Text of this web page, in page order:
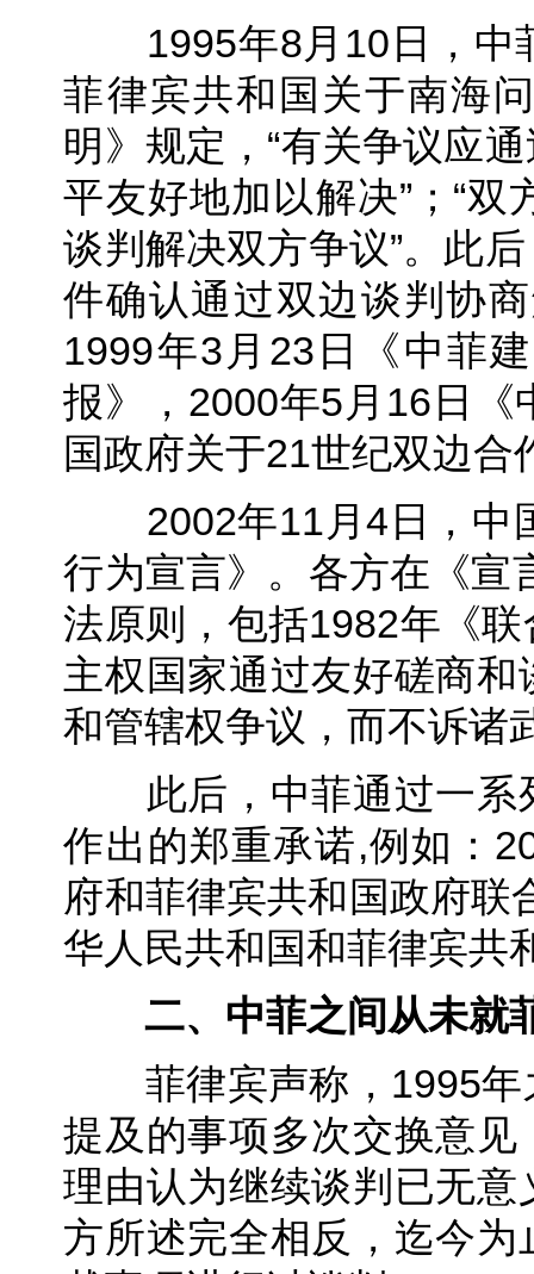
1995年8月10日，中
菲律宾共和国关于南海
明》规定，“有关争议应
平友好地加以解决”；“
谈判解决双方争议”。此
件确认通过双边谈判协
1999年3月23日《中菲
报》，2000年5月16日
国政府关于21世纪双边
2002年11月4日，中
行为宣言》。各方在《宣
法原则，包括1982年《
主权国家通过友好磋商
和管辖权争议，而不诉诸
此后，中菲通过一系
作出的郑重承诺,例如：
府和菲律宾共和国政府联
华人民共和国和菲律宾共
二、中菲之间从未就
菲律宾声称，1995年
提及的事项多次交换意
理由认为继续谈判已无
方所述完全相反，迄今